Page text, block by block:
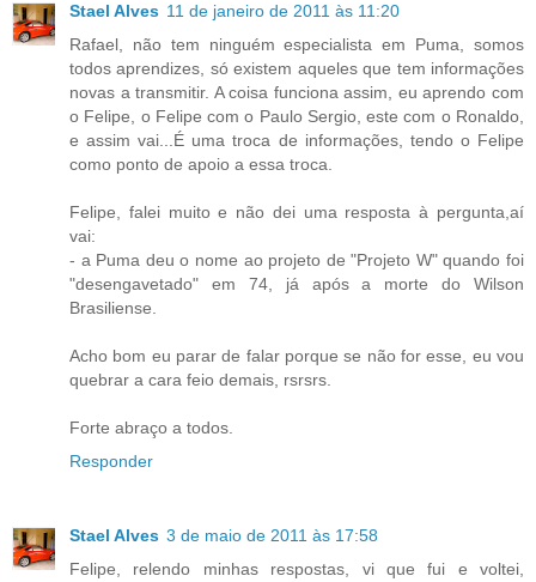
Stael Alves 11 de janeiro de 2011 às 11:20
Rafael, não tem ninguém especialista em Puma, somos
todos aprendizes, só existem aqueles que tem informações
novas a transmitir. A coisa funciona assim, eu aprendo com
o Felipe, o Felipe com o Paulo Sergio, este com o Ronaldo,
e assim vai...É uma troca de informações, tendo o Felipe
como ponto de apoio a essa troca.
Felipe, falei muito e não dei uma resposta à pergunta,aí
vai:
- a Puma deu o nome ao projeto de "Projeto W" quando foi
"desengavetado" em 74, já após a morte do Wilson
Brasiliense.
Acho bom eu parar de falar porque se não for esse, eu vou
quebrar a cara feio demais, rsrsrs.
Forte abraço a todos.
Responder
Stael Alves 3 de maio de 2011 às 17:58
Felipe, relendo minhas respostas, vi que fui e voltei,